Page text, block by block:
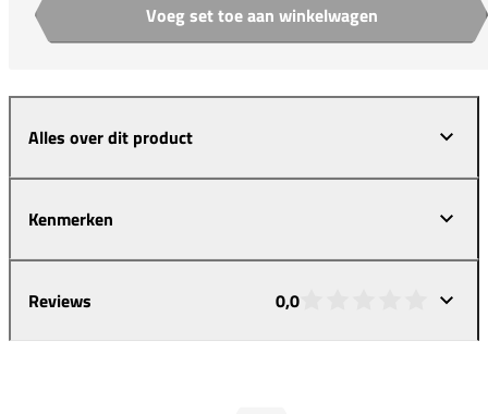
Aantal Voeg set toe aan winkelwagen
Alles over dit product
Kenmerken
Reviews 0,0